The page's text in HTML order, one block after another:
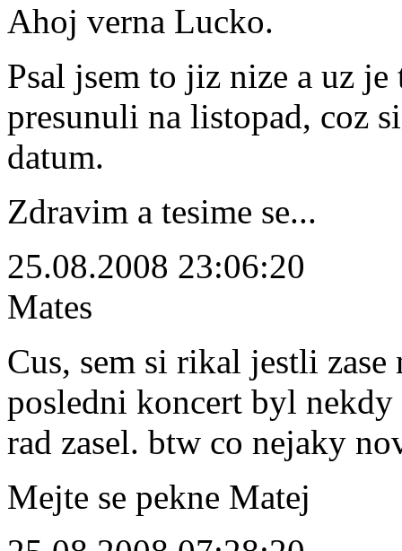
Ahoj verna Lucko.
Psal jsem to jiz nize a uz
presunuli na listopad, coz
datum.
Zdravim a tesime se...
25.08.2008 23:06:20
Mates
Cus, sem si rikal jestli
posledni koncert byl nekdy
rad zasel. btw co nejaky
Mejte se pekne Matej